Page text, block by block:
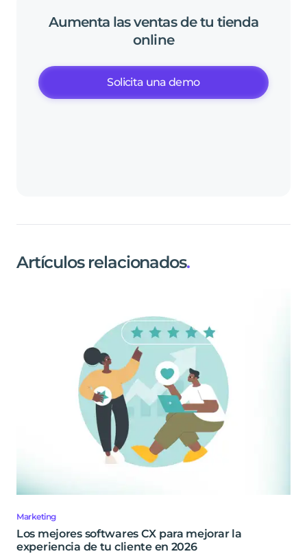
Aumenta las ventas de tu tienda
online
Solicita una demo
Artículos relacionados.
Marketing
Los mejores softwares CX para mejorar la
experiencia de tu cliente en 2026